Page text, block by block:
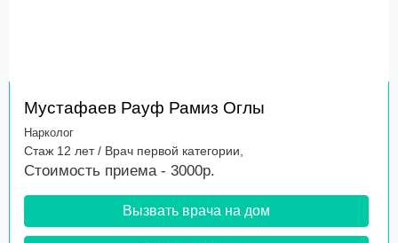
Мустафаев Рауф Рамиз Оглы
Нарколог
Стаж 12 лет / Врач первой категории,
Стоимость приема - 3000р.
Вызвать врача на дом